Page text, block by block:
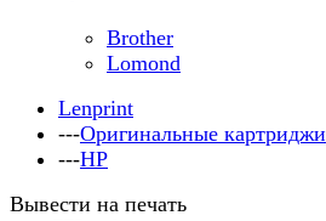
Brother
Lomond
Lenprint
---Оригинальные картриджи
---HP
Вывести на печать